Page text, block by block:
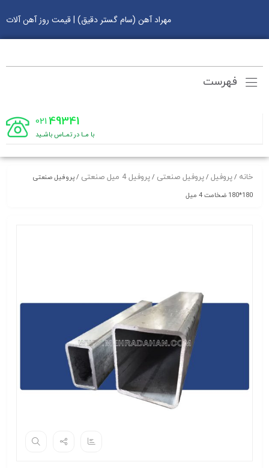
مهراد آهن (سام گستر دقیق) | قیمت روز آهن آلات
فهرست
49341
021
با مـا در تمـاس باشـید
خانه /پروفیل /پروفیل صنعتی /پروفیل 4 میل صنعتی
/ پروفیل صنعتی
180*180 ضخامت 4 میل